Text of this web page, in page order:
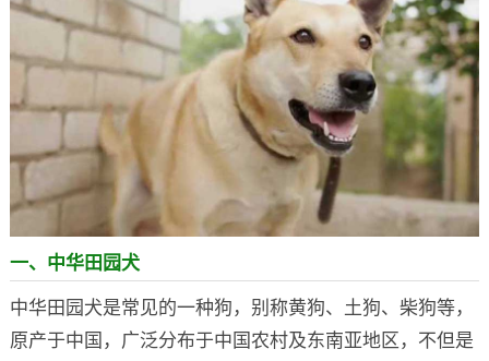
一、中华田园犬
中华田园犬是常见的一种狗，别称黄狗、土狗、柴狗等，
原产于中国，广泛分布于中国农村及东南亚地区，不但是